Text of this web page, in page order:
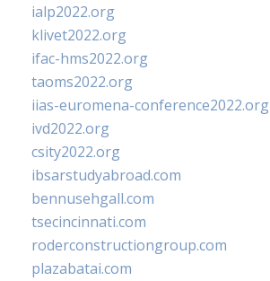
ialp2022.org
klivet2022.org
ifac-hms2022.org
taoms2022.org
iias-euromena-conference2022.org
ivd2022.org
csity2022.org
ibsarstudyabroad.com
bennusehgall.com
tsecincinnati.com
roderconstructiongroup.com
plazabatai.com